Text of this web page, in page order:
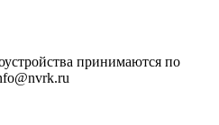
принимаются по